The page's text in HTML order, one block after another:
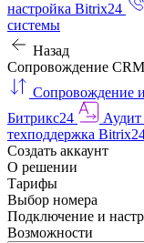
настройка Bitrix24
системы
Назад
Сопровождение CRM
Сопровождение
Битрикс24
техподдержка
Создать аккаунт
О решении
Тарифы
Выбор номера
Подключение и
Возможности